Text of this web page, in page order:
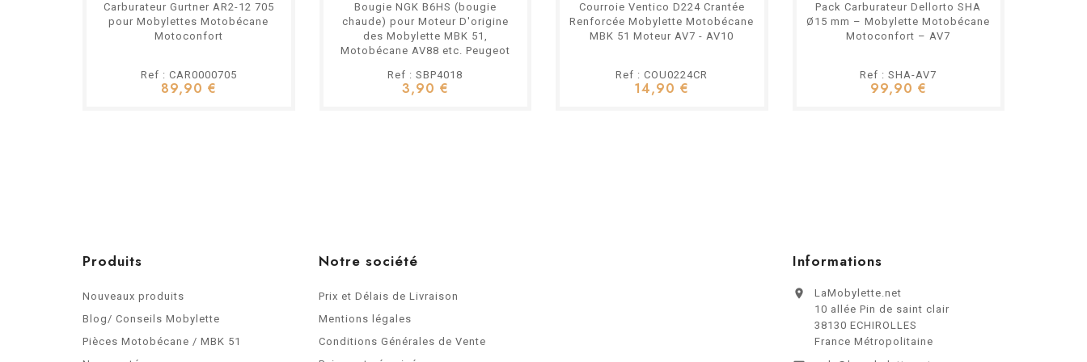
Carburateur Gurtner AR2-12 705
pour Mobylettes Motobécane
Motoconfort
Ref : CAR0000705
89,90 €
Bougie NGK B6HS (bougie
chaude) pour Moteur D'origine
des Mobylette MBK 51,
Motobécane AV88 etc. Peugeot
Ref : SBP4018
3,90 €
Courroie Ventico D224 Crantée
Renforcée Mobylette Motobécane
MBK 51 Moteur AV7 - AV10
Ref : COU0224CR
14,90 €
Pack Carburateur Dellorto SHA
Ø15 mm – Mobylette Motobécane
Motoconfort – AV7
Ref : SHA-AV7
99,90 €
Produits
Nouveaux produits
Blog/ Conseils Mobylette
Pièces Motobécane / MBK 51
Notre société
Prix et Délais de Livraison
Mentions légales
Conditions Générales de Vente
Informations

LaMobylette.net
10 allée Pin de saint clair
38130 ECHIROLLES
France Métropolitaine